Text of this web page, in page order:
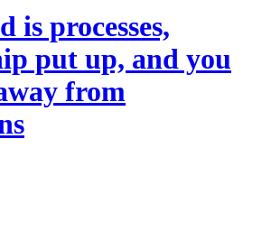
is processes,
put up, and you
from